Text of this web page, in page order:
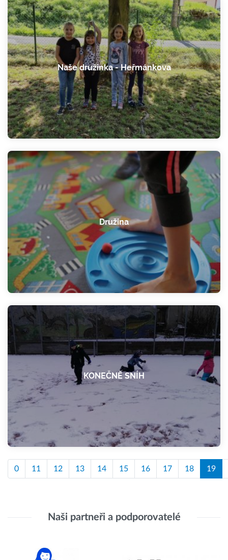
Naše družinka - Heřmánkova
Družina
KONEČNĚ SNÍH
0 11 12 13 14 15 16 17 18 19
Naši partneři a podporovatelé